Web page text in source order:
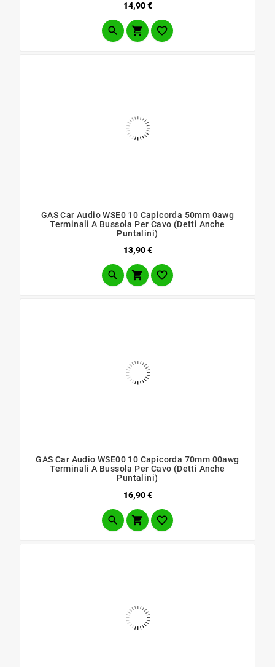
14,90 €Prezzo
  
GAS Car Audio WSE0 10 Capicorda 50mm 0awg
Terminali A Bussola Per Cavo (detti Anche
Puntalini)
13,90 €Prezzo
  
GAS Car Audio WSE00 10 Capicorda 70mm 00awg
Terminali A Bussola Per Cavo (Detti Anche
Puntalini)
16,90 €Prezzo
  